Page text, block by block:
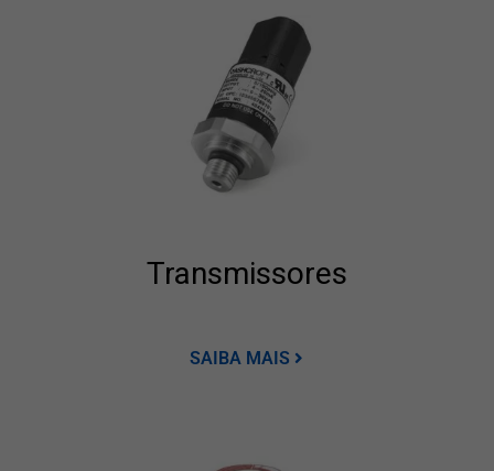
Transmissores
SAIBA MAIS